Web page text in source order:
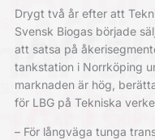
Drygt två år efter att
Svensk Biogas började
att satsa på
tankstation i Norrköping
marknaden är hög,
för LBG på Tekniska
– För långväga tunga